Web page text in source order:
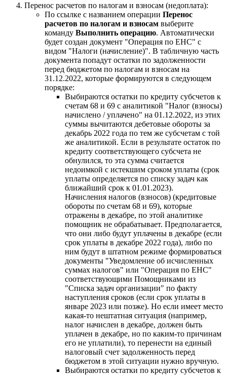
Перенос расчетов по налогам и взносам (недоплата):
По ссылке с названием операции Перенос
расчетов по налогам и взносам выберите
команду Выполнить операцию. Автоматически
будет создан документ "Операция по ЕНС" с
видом "Налоги (начисление)". В табличную часть
документа попадут остатки по задолженности
перед бюджетом по налогам и взносам на
31.12.2022, которые формируются в следующем
порядке:
Выбираются остатки по кредиту субсчетов к
счетам 68 и 69 с аналитикой "Налог (взносы)
начислено / уплачено" на 01.12.2022, из этих
суммы вычитаются дебетовые обороты за
декабрь 2022 года по тем же субсчетам с той
же аналитикой. Если в результате остаток по
кредиту соответствующего субсчета не
обнулился, то эта сумма считается
недоимкой с истекшим сроком уплаты (срок
уплаты определяется по списку задач как
ближайший срок к 01.01.2023).
Начисления налогов (взносов) (кредитовые
обороты по счетам 68 и 69), которые
отражены в декабре, по этой аналитике
помощник не обрабатывает. Предполагается,
что они либо будут уплачены в декабре (если
срок уплаты в декабре 2022 года), либо по
ним будут в штатном режиме формироваться
документы "Уведомление об исчисленных
суммах налогов" или "Операция по ЕНС"
соответствующими Помощниками из
"Списка задач организации" по факту
наступления сроков (если срок уплаты в
январе 2023 или позже). Но если имеет место
какая-то нештатная ситуация (например,
налог начислен в декабре, должен быть
уплачен в декабре, но по каким-то причинам
его не уплатили), то перенести на единый
налоговый счет задолженность перед
бюджетом в этой ситуации нужно вручную.
Выбираются остатки по кредиту субсчетов к